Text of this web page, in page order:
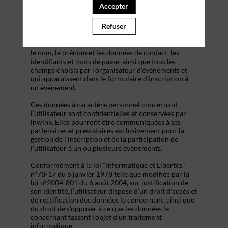
évènement, et de consulter les informations relatives
à l’organisation pratique et logistique d’un
le nom, le prénom et les données de contact, les
identifiants et mots de passe, ainsi que tous les
champs choisis par l’organisateur d’évènements et
qui apparaissent dans le formulaire d’inscription à
un évènement.
Ces données à caractère personnel concernant
l’utilisateur sont confidentielles et conservées par
inwink. Elles pourront être communiquées à ses
partenaires et prestataires exclusivement pour la
gestion de l’inscription et de la participation de
l’utilisateur à un ou plusieurs évènements.
Conformément à la loi "Informatique et Libertés"
n°78-17 du 6 janvier 1978 telle que modifiée par la
loi n°2004-801 du 6 août 2004, sur justification de
son identité, l’utilisateur dispose d'un droit d'accès et
de rectification des données le concernant, ainsi que
du droit de s’opposer à ce que les données le
concernant fassent l'objet d'un traitement
informatique
Accepter
Refuser